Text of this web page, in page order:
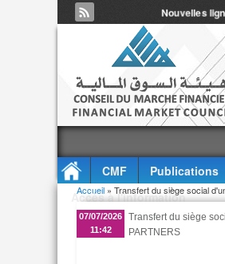
Nouvelles
CMF Publications
Accès à l'information
Vous êtes ici
Accueil » Transfert du siège social
07/07/2026
11:42
Transfert du siège
PARTNERS